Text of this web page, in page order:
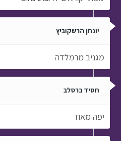
יונתן הרשקוביץ
מגניב מרמלדה
חסיד ברסלב
יפה מאוד